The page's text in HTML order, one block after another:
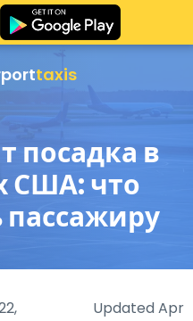
taxis
посадка в
США: что
пассажиру
Updated Apr